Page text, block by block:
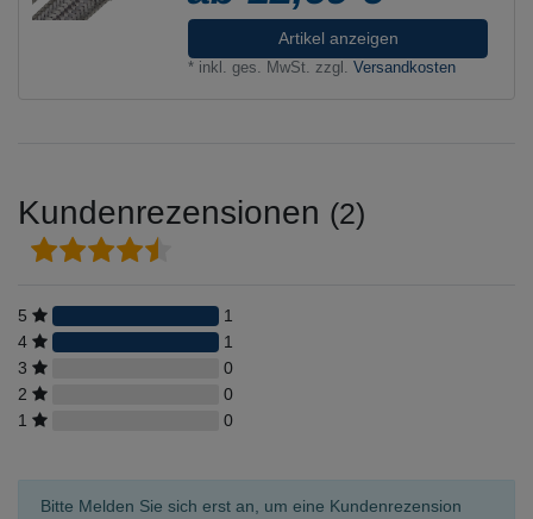
Artikel anzeigen
* inkl. ges. MwSt. zzgl.Versandkosten
Kundenrezensionen (2)
5
1
4
1
3
0
2
0
1
0
Bitte Melden Sie sich erst an, um eine Kundenrezension